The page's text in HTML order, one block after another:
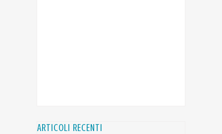
ARTICOLI RECENTI